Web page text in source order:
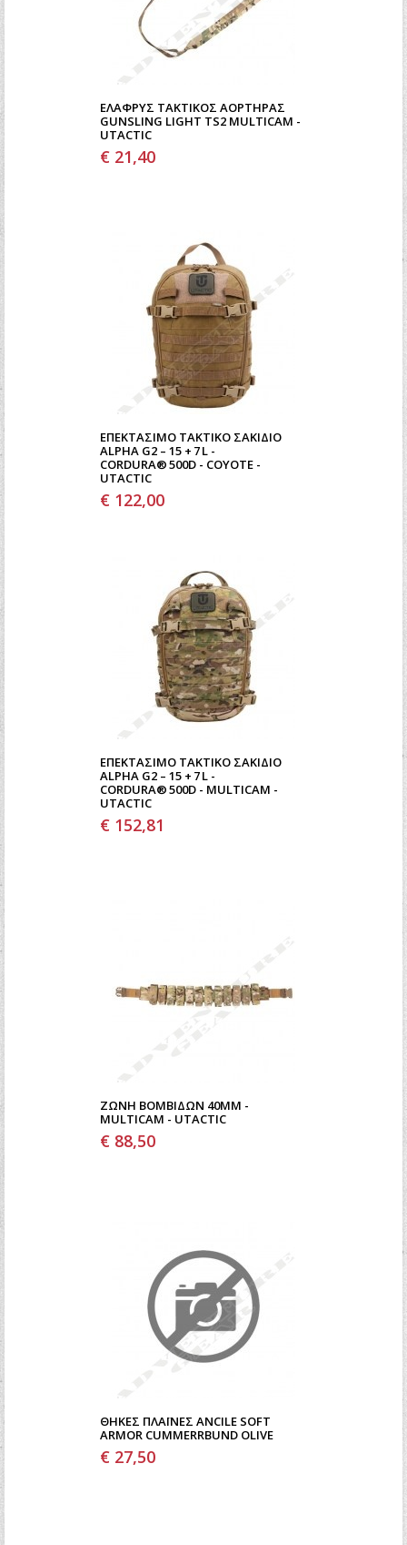
ΕΛΑΦΡΎΣ ΤΑΚΤΙΚΌΣ ΑΟΡΤΉΡΑΣ
GUNSLING LIGHT TS2 MULTICAM -
UTACTIC
€ 21,40
ΕΠΕΚΤΆΣΙΜΟ ΤΑΚΤΙΚΌ ΣΑΚΊΔΙΟ
ALPHA G2 – 15 + 7 L -
CORDURA® 500D - COYOTE -
UTACTIC
€ 122,00
ΕΠΕΚΤΆΣΙΜΟ ΤΑΚΤΙΚΌ ΣΑΚΊΔΙΟ
ALPHA G2 – 15 + 7 L -
CORDURA® 500D - MULTICAM -
UTACTIC
€ 152,81
ΖΏΝΗ ΒΟΜΒΊΔΩΝ 40MM -
MULTICAM - UTACTIC
€ 88,50
ΘΉΚΕΣ ΠΛΑΪΝΈΣ ANCILE SOFT
ARMOR CUMMERRBUND OLIVE
€ 27,50